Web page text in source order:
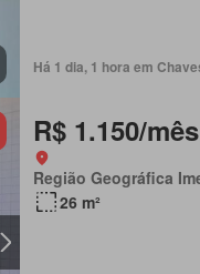
Há 1 dia, 1 hora em
R$ 1.150/mês
Região Geográfica
26 m²